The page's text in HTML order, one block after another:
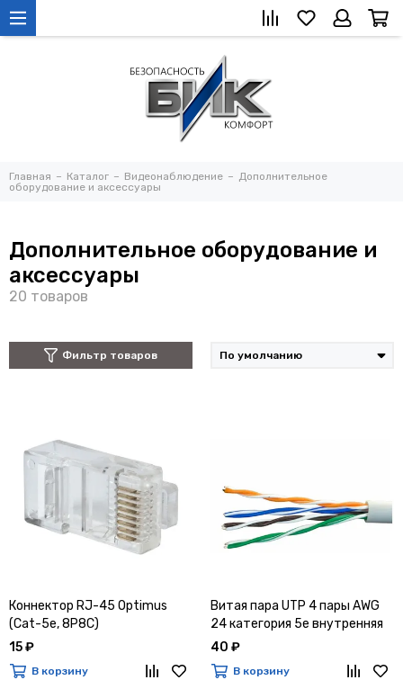
Главная Каталог Видеонаблюдение
Дополнительное
оборудование и аксессуары
Дополнительное оборудование и
аксессуары
Фильтр товаров
Коннектор RJ-45 Optimus
(Cat-5e, 8P8C)
15 ₽
В корзину
Витая пара UTP 4 пары AWG
24 категория 5е внутренняя
Cu Premium
40 ₽
В корзину